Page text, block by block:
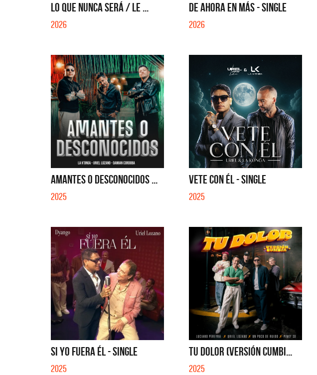
LO QUE NUNCA SERÁ / LE ...
2026
DE AHORA EN MÁS - SINGLE
2026
AMANTES O DESCONOCIDOS ...
2025
VETE CON ÉL - SINGLE
2025
SI YO FUERA ÉL - SINGLE
2025
TU DOLOR (VERSIÓN CUMBI...
2025